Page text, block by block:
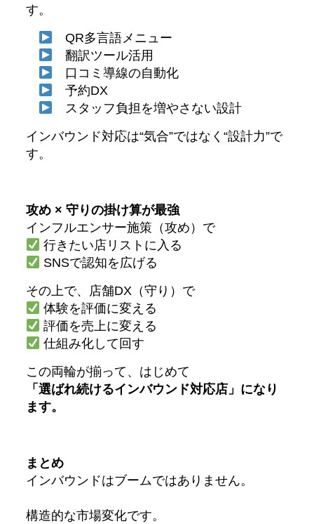
す。
QR多言語メニュー
翻訳ツール活用
口コミ導線の自動化
予約DX
スタッフ負担を増やさない設計
インバウンド対応は“気合”ではなく“設計力”で
す。
攻め × 守りの掛け算が最強
インフルエンサー施策（攻め）で
行きたい店リストに入る
SNSで認知を広げる
その上で、店舗DX（守り）で
体験を評価に変える
評価を売上に変える
仕組み化して回す
この両輪が揃って、はじめて
「選ばれ続けるインバウンド対応店」になり
ます。
まとめ
インバウンドはブームではありません。
構造的な市場変化です。